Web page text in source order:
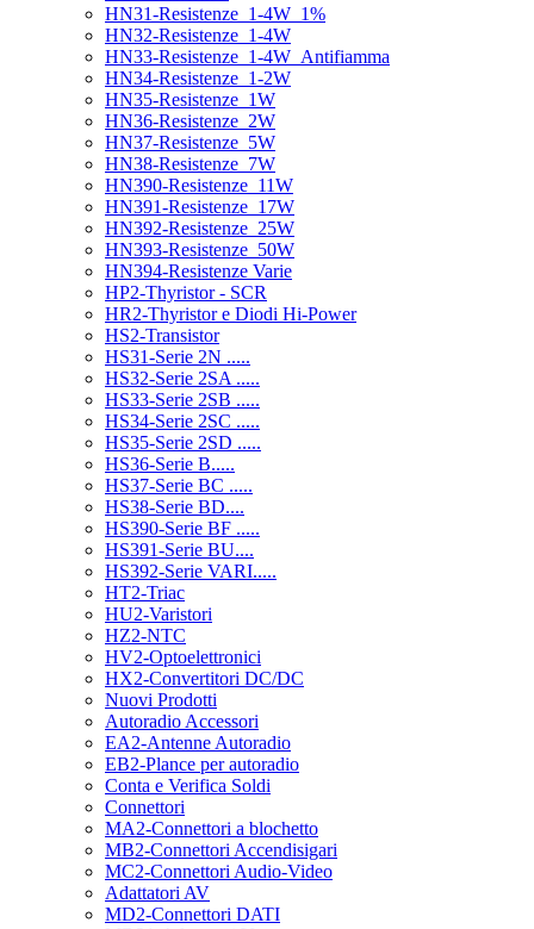
HN31-Resistenze_1-4W_1%
HN32-Resistenze_1-4W
HN33-Resistenze_1-4W_Antifiamma
HN34-Resistenze_1-2W
HN35-Resistenze_1W
HN36-Resistenze_2W
HN37-Resistenze_5W
HN38-Resistenze_7W
HN390-Resistenze_11W
HN391-Resistenze_17W
HN392-Resistenze_25W
HN393-Resistenze_50W
HN394-Resistenze Varie
HP2-Thyristor - SCR
HR2-Thyristor e Diodi Hi-Power
HS2-Transistor
HS31-Serie 2N .....
HS32-Serie 2SA .....
HS33-Serie 2SB .....
HS34-Serie 2SC .....
HS35-Serie 2SD .....
HS36-Serie B.....
HS37-Serie BC .....
HS38-Serie BD....
HS390-Serie BF .....
HS391-Serie BU....
HS392-Serie VARI.....
HT2-Triac
HU2-Varistori
HZ2-NTC
HV2-Optoelettronici
HX2-Convertitori DC/DC
Nuovi Prodotti
Autoradio Accessori
EA2-Antenne Autoradio
EB2-Plance per autoradio
Conta e Verifica Soldi
Connettori
MA2-Connettori a blochetto
MB2-Connettori Accendisigari
MC2-Connettori Audio-Video
Adattatori AV
MD2-Connettori DATI